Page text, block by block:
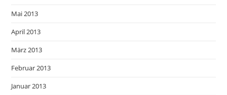
Mai 2013
April 2013
März 2013
Februar 2013
Januar 2013